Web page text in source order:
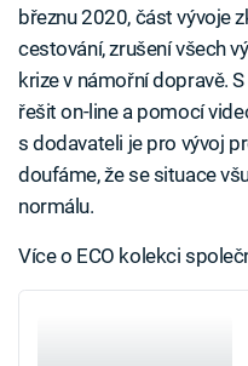
březnu 2020, část vývoje
cestování, zrušení všech
krize v námořní dopravě.
řešit on-line a pomocí
s dodavateli je pro vývoj
doufáme, že se situace
normálu.
Více o ECO kolekci